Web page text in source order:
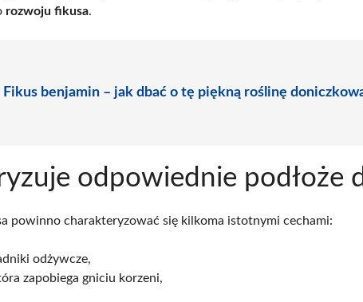
rozwoju fikusa.
Fikus benjamin – jak dbać o tę piękną roślinę
odpowiednie podłoże
powinno charakteryzować się kilkoma istotnymi cechami:
odżywcze,
zapobiega gniciu korzeni,